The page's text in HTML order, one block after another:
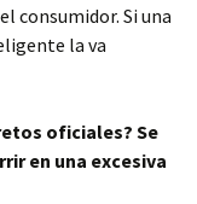
consumidor. Si una
la va
oficiales? Se
en una excesiva